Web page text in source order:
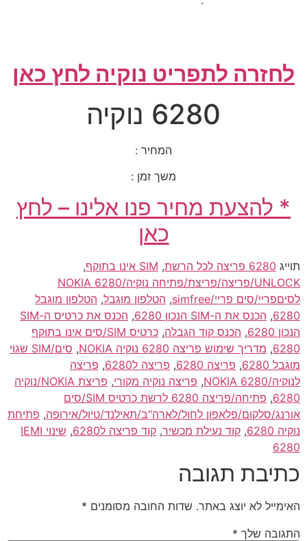
לחזרה לתפריט נוקיה לחץ כאן
6280 נוקיה
המחיר :
משך זמן :
* להצעת מחיר פנו אלינו – לחץ
כאן
תוייג 6280 פריצה לכל הרשת , SIM אינו בתוקף
,
UNLOCK/פריצה/פריצת/פתיחה נוקיה/NOKIA 6280
לסיםפריי/סים פריי/simfree
, הטלפון מוגבל, הטלפון מוגבל
6280
, הכנס את ה-SIM הנכון 6280 ,
הכנס את כרטיס ה-SIM
הנכון 6280
, הכנס קוד הגבלה,
כרטיס SIM/סים אינו בתוקף
6280
, מדריך שימוש פריצה 6280 נוקיה NOKIA ,
סים/SIM שגוי
מוגבל 6280
, פריצה 6280 , פריצה ל6280 , פריצה
לנוקיה/NOKIA 6280
, פריצה נוקיה מקורי,
פריצת NOKIA/נוקיה
6280
,
פתיחה/פריצה 6280 לרשת כרטיס SIM/סים
אורנג/סלקום/פלאפון לחול/לארה"ב/תאילנד/טיול/אירופה, פתיחת
נוקיה 6280
, קוד נעילת מכשיר, קוד פריצה ל6280 ,
שינוי IEMI
6280
כתיבת תגובה
האימייל לא יוצג באתר. שדות החובה מסומנים *
התגובה שלך *